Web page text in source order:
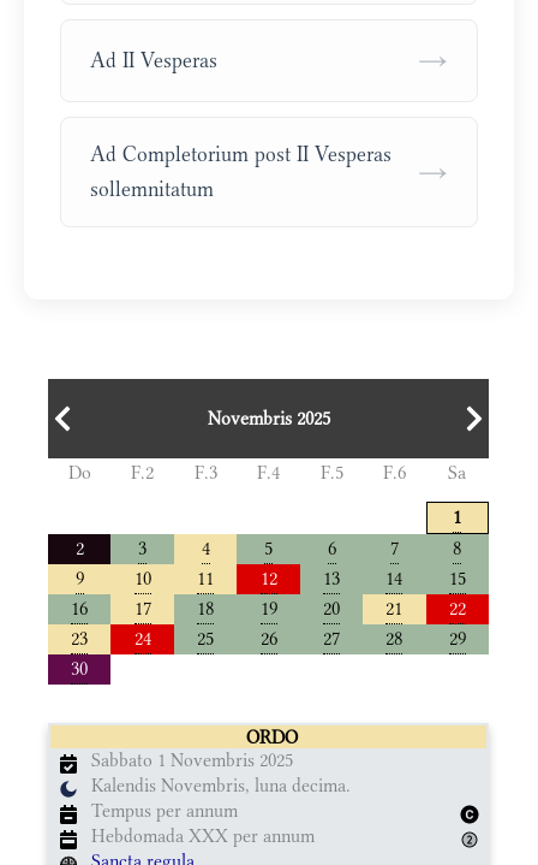
Ad II Vesperas →
Ad Completorium post II Vesperas
sollemnitatum
→
Novembris 2025
Do F.2 F.3 F.4 F.5 F.6
Sa
1
2
3 4 5 6 7
8
9
10 11 12 13 14
15
16
17 18 19 20 21
22
23
24 25 26 27 28
29
30
ORDO
Sabbato 1 Novembris 2025
Kalendis Novembris, luna decima.
Tempus per annum
Hebdomada XXX per annum